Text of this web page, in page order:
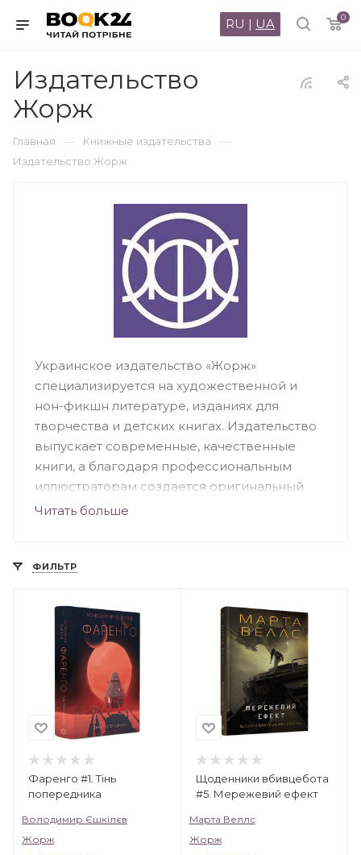
0
RU | UA
Издательство
Жорж
Главная — Книжные издательства —
Издательство Жорж
Украинское издательство «Жорж»
специализируется на художественной и
нон-фикшн литературе, изданиях для
творчества и детских книгах. Издательство
выпускает современные, качественные
книги, а благодаря профессиональным
иллюстраторам создается оригинальный
дизайн. Большую часть ассортимента
издания, среди которых можно выделить
серия раскрасок «Трианімалз. Розмалюй
нас», «Як створити власну країну»,
«Найтемніша темрява», «Книга мiфiчних
чудовиськ. Розмалюй та досліджуй»,
«Динозаврія» и другие.
Читать больше
ФИЛЬТР
Фаренго #1. Тінь
попередника
Володимир Єшкілєв
Жорж
Щоденники вбивцебота
#5. Мережевий ефект
Марта Веллс
Жорж